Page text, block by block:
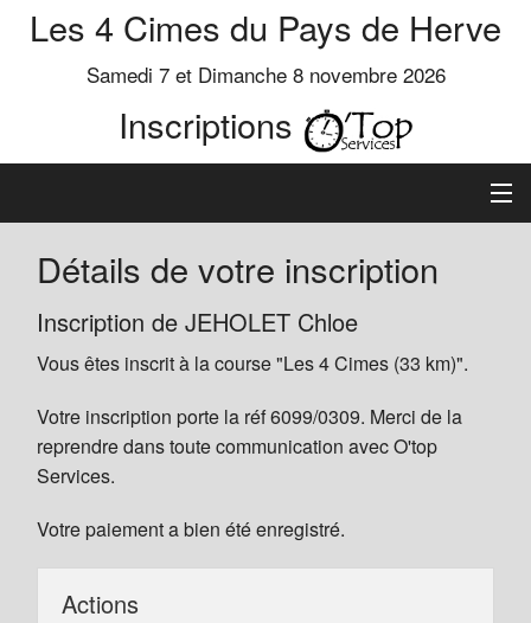
Les 4 Cimes du Pays de Herve
Samedi 7 et Dimanche 8 novembre 2026
Inscriptions
Inscription
Préinscrits
Informations
Détails de votre inscription
Inscription de JEHOLET Chloe
Vous êtes inscrit à la course "Les 4 Cimes (33 km)".
Votre inscription porte la réf 6099/0309. Merci de la
reprendre dans toute communication avec O'top
Services.
Votre paiement a bien été enregistré.
Actions